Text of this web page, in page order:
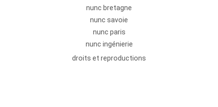
nunc bretagne
nunc savoie
nunc paris
nunc ingénierie
droits et reproductions